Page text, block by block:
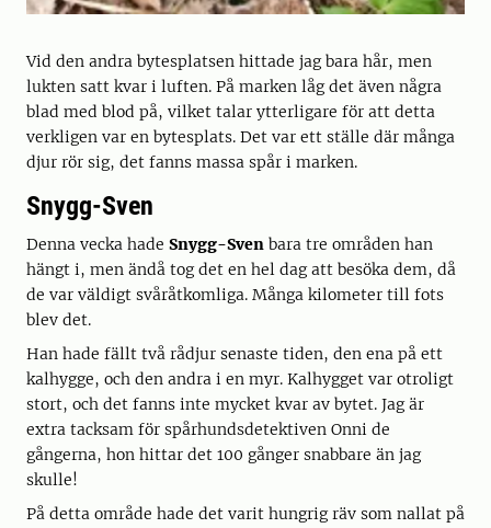
Vid den andra bytesplatsen hittade jag bara hår, men
lukten satt kvar i luften. På marken låg det även några
blad med blod på, vilket talar ytterligare för att detta
verkligen var en bytesplats. Det var ett ställe där många
djur rör sig, det fanns massa spår i marken.
Snygg-Sven
Denna vecka hade Snygg-Sven bara tre områden han
hängt i, men ändå tog det en hel dag att besöka dem, då
de var väldigt svåråtkomliga. Många kilometer till fots
blev det.
Han hade fällt två rådjur senaste tiden, den ena på ett
kalhygge, och den andra i en myr. Kalhygget var otroligt
stort, och det fanns inte mycket kvar av bytet. Jag är
extra tacksam för spårhundsdetektiven Onni de
gångerna, hon hittar det 100 gånger snabbare än jag
skulle!
På detta område hade det varit hungrig räv som nallat på